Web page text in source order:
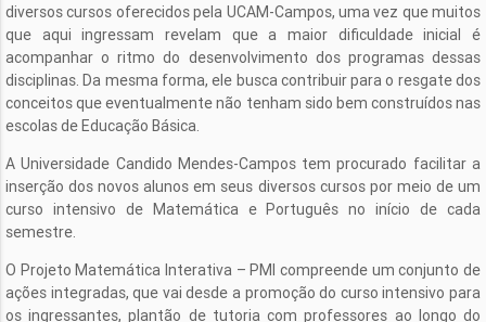
diversos cursos oferecidos pela UCAM-Campos, uma vez que muitos
que aqui ingressam revelam que a maior dificuldade inicial é
acompanhar o ritmo do desenvolvimento dos programas dessas
disciplinas. Da mesma forma, ele busca contribuir para o resgate dos
conceitos que eventualmente não tenham sido bem construídos nas
escolas de Educação Básica.
A Universidade Candido Mendes-Campos tem procurado facilitar a
inserção dos novos alunos em seus diversos cursos por meio de um
curso intensivo de Matemática e Português no início de cada
semestre.
O Projeto Matemática Interativa – PMI compreende um conjunto de
ações integradas, que vai desde a promoção do curso intensivo para
os ingressantes, plantão de tutoria com professores ao longo do